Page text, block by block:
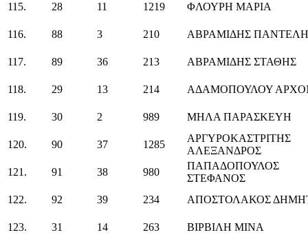
115. 28 11 1219 ΦΛΟΥΡΗ ΜΑΡΙΑ
116. 88 3 210 ΑΒΡΑΜΙΔΗΣ
117. 89 36 213 ΑΒΡΑΜΙΔΗΣ ΣΤΑΘΗΣ
118. 29 13 214 ΑΔΑΜΟΠΟΥΛΟΥ
119. 30 2 989 ΜΗΛΑ ΠΑΡΑΣΚΕΥΗ
120. 90 37 1285
ΑΡΓΥΡΟΚΑΣΤΡΙΤΗΣ
ΑΛΕΞΑΝΔΡΟΣ
121.
91 38 980
ΠΑΠΑΔΟΠΟΥΛΟΣ
ΣΤΕΦΑΝΟΣ
122.
92 39 234 ΑΠΟΣΤΟΛΑΚΟΣ
123. 31 14 263 ΒΙΡΒΙΛΗ ΜΙΝΑ